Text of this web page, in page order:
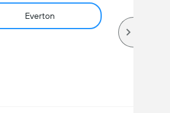
Everton